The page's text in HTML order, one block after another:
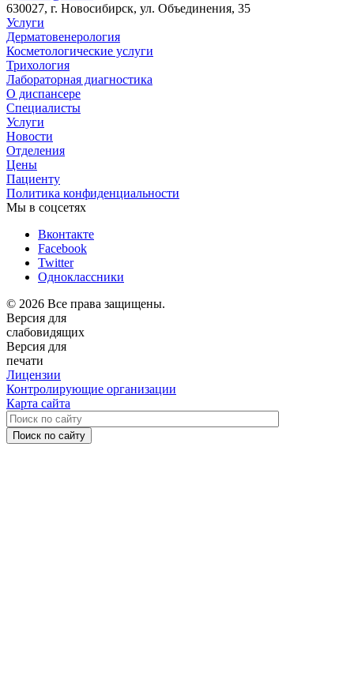
630027, г. Новосибирск, ул. Объединения, 35
Услуги
Дерматовенерология
Косметологические услуги
Трихология
Лабораторная диагностика
О диспансере
Специалисты
Услуги
Новости
Отделения
Цены
Пациенту
Политика конфиденциальности
Мы в соцсетях
Вконтакте
Facebook
Twitter
Одноклассники
© 2026 Все права защищены.
Версия для
слабовидящих
Версия для
печати
Лицензии
Контролирующие организации
Карта сайта
Поиск по сайту